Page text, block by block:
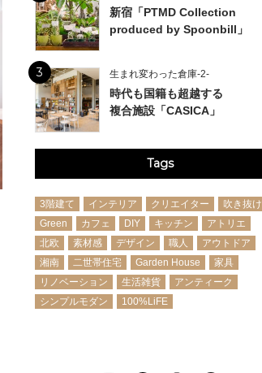
新宿「PTMD Collection
produced by Spoonbill」
3 生まれ変わった倉庫-2-
時代も国籍も超越する
複合施設「CASICA」
Tags
3階建て インテリア クリエイター
吹き抜け
Green
カフェ DIY キッチン
アトリエ
北欧
素材感 デザイン 職人
アウトドア
湘南
二世帯住宅 Garden House
家具
リノベーション
生活雑貨
アンティーク
シンプルモダン
100%LiFE